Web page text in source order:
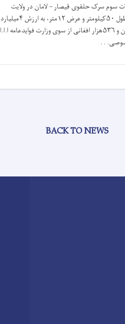
سوم سرک حلقوی قیصار – لامان در ولایت
بادغیس به طول ۵۰کیلومتر و عرض ۱۲متر، به ارزش ۴میلیارد
و ۶۵۲ میلیون و ۵۳۶هزار افغانی از سوی وزارت فوایدعامه ا.ا.ا
. .
BACK TO NEWS